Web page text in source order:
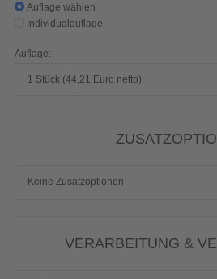
Auflage wählen
Individualauflage
Auflage:
1 Stück (44,21 Euro netto)
Keine Zusatzoptionen
VERARBEITUNG &